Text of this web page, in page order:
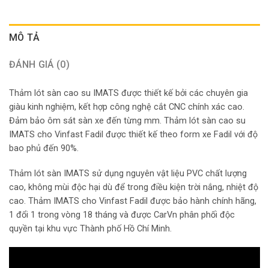
MÔ TẢ
ĐÁNH GIÁ (0)
Thảm lót sàn cao su IMATS được thiết kế bởi các chuyên gia
giàu kinh nghiệm, kết hợp công nghệ cắt CNC chính xác cao.
Đảm bảo ôm sát sàn xe đến từng mm. Thảm lót sàn cao su
IMATS cho Vinfast Fadil được thiết kế theo form xe Fadil với độ
bao phủ đến 90%.
Thảm lót sàn IMATS sử dụng nguyên vật liệu PVC chất lượng
cao, không mùi độc hại dù để trong điều kiện trời nắng, nhiệt độ
cao. Thảm IMATS cho Vinfast Fadil được bảo hành chính hãng,
1 đổi 1 trong vòng 18 tháng và được CarVn phân phối độc
quyền tại khu vực Thành phố Hồ Chí Minh.